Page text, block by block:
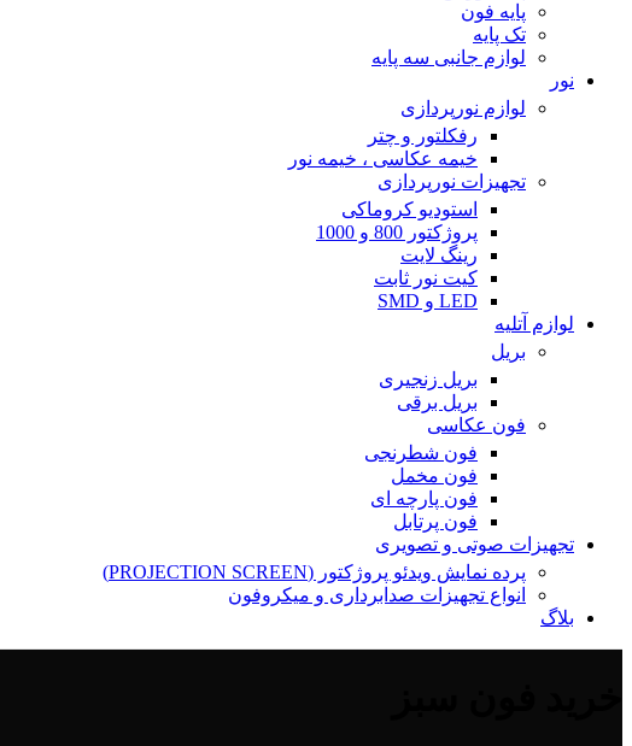
پایه فون
تک پایه
لوازم جانبی سه پایه
نور
لوازم نورپردازی
رفکلتور و چتر
خیمه عکاسی ، خیمه نور
تجهیزات نورپردازی
استودیو کروماکی
پروژکتور 800 و 1000
رینگ لایت
کیت نور ثابت
LED و SMD
لوازم آتلیه
بریل
بریل زنجیری
بریل برقی
فون عکاسی
فون شطرنجی
فون مخمل
فون پارچه ای
فون پرتابل
تجهیزات صوتی و تصویری
پرده نمایش ویدئو پروژکتور (PROJECTION SCREEN)
انواع تجهیزات صدابرداری و میکروفون
بلاگ